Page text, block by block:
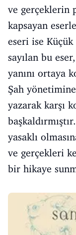
ve gerçeklerin
kapsayan
eseri ise Küçük
sayılan bu
yanını ortaya
Şah
yazarak karşı
yasaklı
ve gerçekleri
bir hikaye